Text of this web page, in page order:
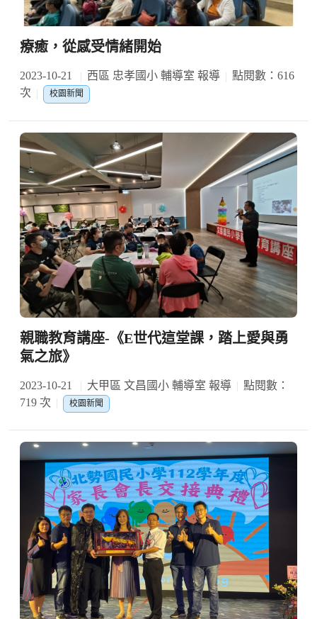
療癒，從感受情緒開始
2023-10-21 西區 忠孝國小 輔導室 報導
點閱數：616
次
校園新聞
親職教育講座-《E世代這堂課，踏上愛與勇
氣之旅》
2023-10-21 大甲區 文昌國小 輔導室 報導
點閱數：
719 次
校園新聞